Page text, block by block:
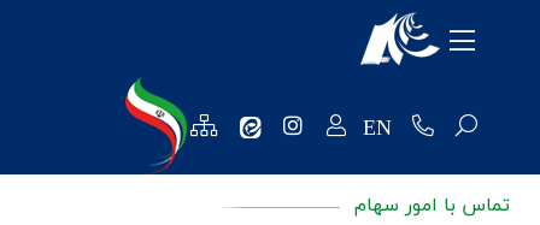
EN
تکنولوژی و توسعه تماس با امور سهام